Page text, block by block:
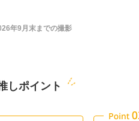
年9月末までの撮影
しポイント